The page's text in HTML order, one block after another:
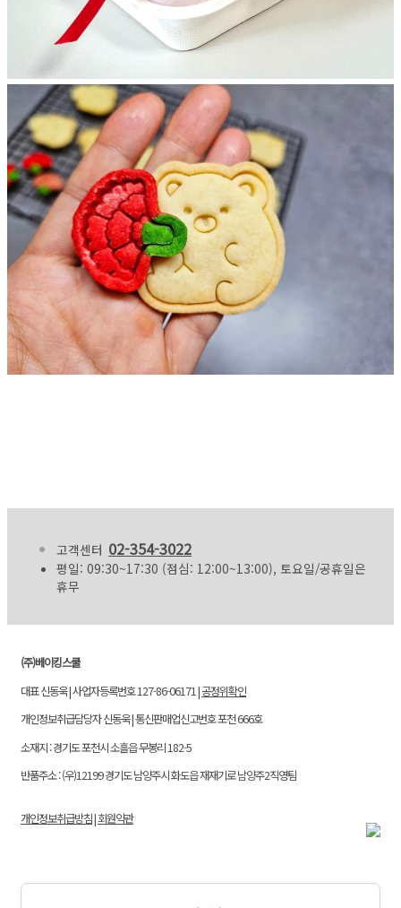
고객센터 02-354-3022
평일: 09:30~17:30 (점심: 12:00~13:00), 토요일/공휴일은
휴무
(주)베이킹스쿨
대표 신동욱 | 사업자등록번호 127-86-06171 |공정위확인
개인정보취급담당자 신동욱 | 통신판매업신고번호 포천 666호
소재지 : 경기도 포천시 소흘읍 무봉리 182-5
반품주소 : (우)12199 경기도 남양주시 화도읍 재재기로 남양주2직영팀
개인정보취급방침|회원약관